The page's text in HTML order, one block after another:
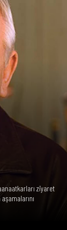
ziyaret